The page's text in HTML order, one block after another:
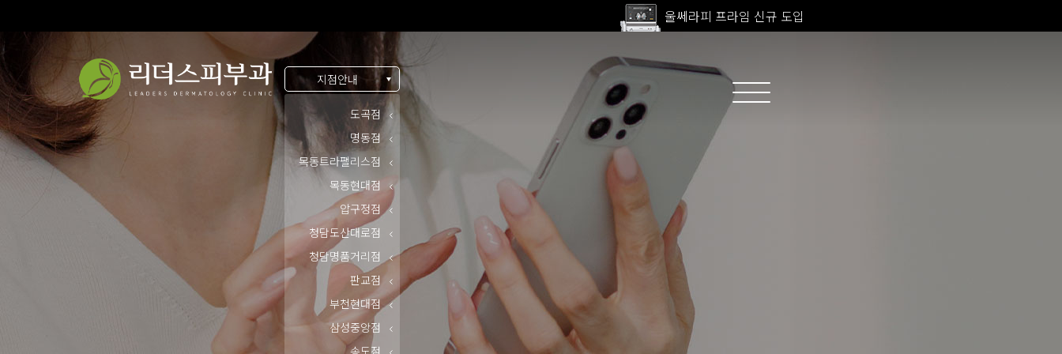
고압산소치료 신규 도입
전 지점 피부과 전문의 진료
울쎄라피 프라임 신규 도입
지점안내
도곡점
명동점
목동트라팰리스점
목동현대점
압구정점
청담도산대로점
청담명품거리점
판교점
부천현대점
삼성중앙점
송도점